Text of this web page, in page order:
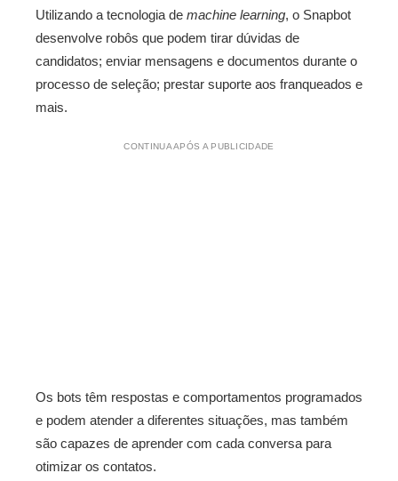
Utilizando a tecnologia de machine learning, o Snapbot
desenvolve robôs que podem tirar dúvidas de
candidatos; enviar mensagens e documentos durante o
processo de seleção; prestar suporte aos franqueados e
mais.
CONTINUA APÓS A PUBLICIDADE
Os bots têm respostas e comportamentos programados
e podem atender a diferentes situações, mas também
são capazes de aprender com cada conversa para
otimizar os contatos.